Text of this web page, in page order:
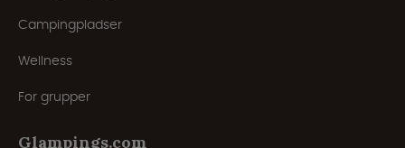
Campingpladser
Wellness
For grupper
Glampings.com